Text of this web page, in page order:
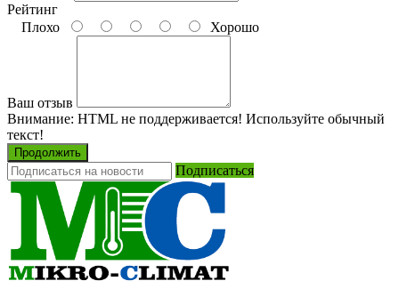
Рейтинг
Плохо
Хорошо
Ваш отзыв
Внимание: HTML не поддерживается! Используйте обычный
текст!
Продолжить
Подписаться